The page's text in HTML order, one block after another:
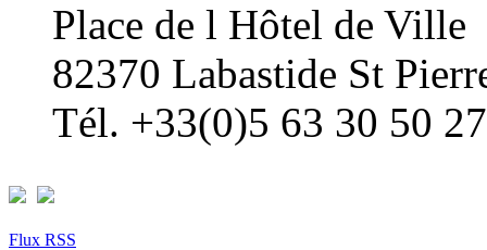
Place de l Hôtel de Ville
82370 Labastide St
Tél. +33(0)5 63 30 50 27
Flux RSS